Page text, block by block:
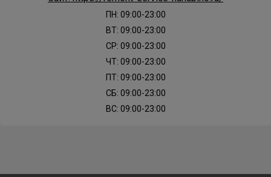
ПН: 09:00-23:00
ВТ: 09:00-23:00
СР: 09:00-23:00
ЧТ: 09:00-23:00
ПТ: 09:00-23:00
СБ: 09:00-23:00
ВС: 09:00-23:00